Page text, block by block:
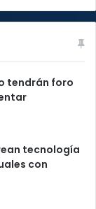
tendrán foro
tecnología
con